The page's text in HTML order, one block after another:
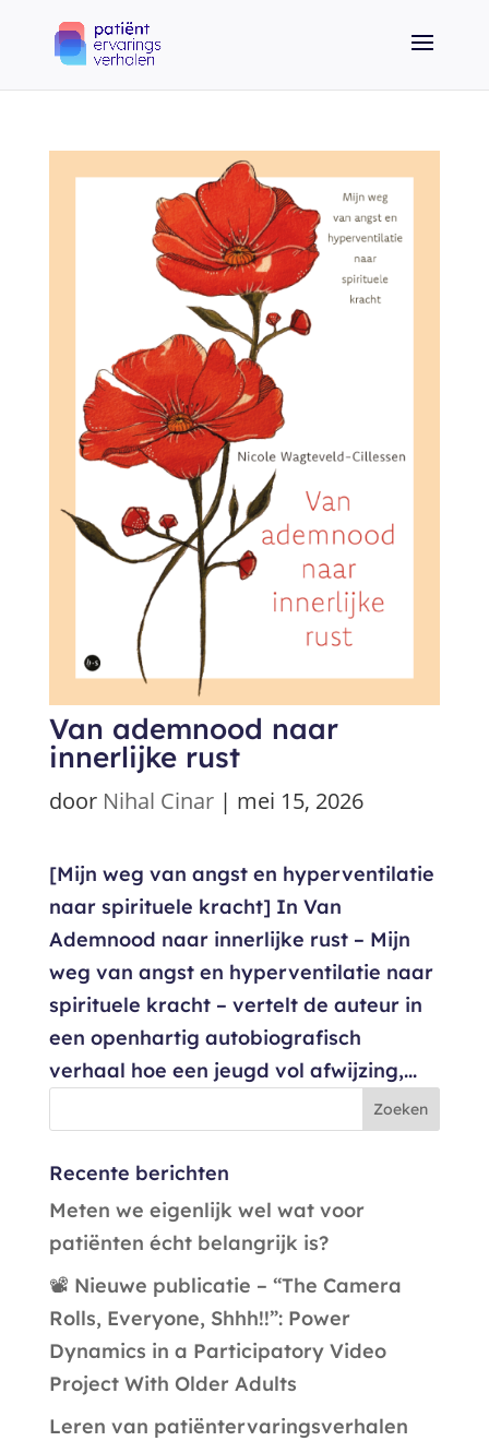
Van ademnood naar
innerlijke rust
door Nihal Cinar| mei 15, 2026
[Mijn weg van angst en hyperventilatie
naar spirituele kracht] In Van
Ademnood naar innerlijke rust – Mijn
weg van angst en hyperventilatie naar
spirituele kracht – vertelt de auteur in
een openhartig autobiografisch
verhaal hoe een jeugd vol afwijzing,...
Recente berichten
Meten we eigenlijk wel wat voor
patiënten écht belangrijk is?
📽️ Nieuwe publicatie – “The Camera
Rolls, Everyone, Shhh!!”: Power
Dynamics in a Participatory Video
Project With Older Adults
Leren van patiëntervaringsverhalen